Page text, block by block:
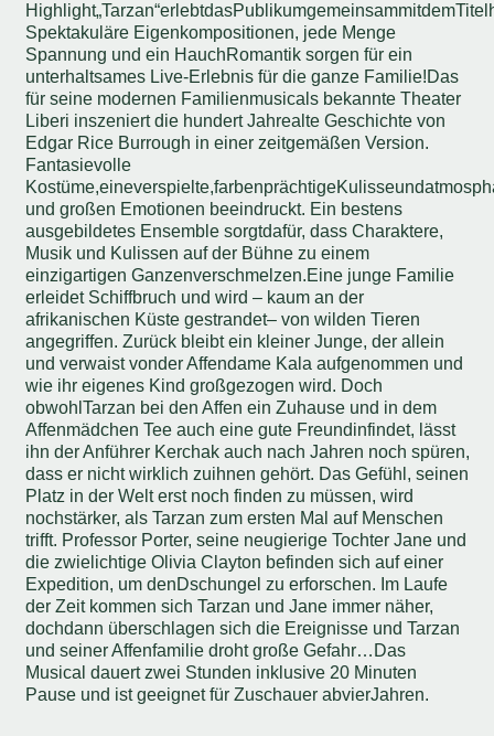
Highlight„Tarzan“erlebtdasPublikumgemeinsammitdem
Spektakuläre Eigenkompositionen, jede Menge
Spannung und ein HauchRomantik sorgen für ein
unterhaltsames Live-Erlebnis für die ganze Familie!Das
für seine modernen Familienmusicals bekannte Theater
Liberi inszeniert die hundert Jahrealte Geschichte von
Edgar Rice Burrough in einer zeitgemäßen Version.
Fantasievolle
Kostüme,eineverspielte,farbenprächtigeKulisseund
und großen Emotionen beeindruckt. Ein bestens
ausgebildetes Ensemble sorgtdafür, dass Charaktere,
Musik und Kulissen auf der Bühne zu einem
einzigartigen Ganzenverschmelzen.Eine junge Familie
erleidet Schiffbruch und wird – kaum an der
afrikanischen Küste gestrandet– von wilden Tieren
angegriffen. Zurück bleibt ein kleiner Junge, der allein
und verwaist vonder Affendame Kala aufgenommen und
wie ihr eigenes Kind großgezogen wird. Doch
obwohl Tarzan bei den Affen ein Zuhause und in dem
Affenmädchen Tee auch eine gute Freundinfindet, lässt
ihn der Anführer Kerchak auch nach Jahren noch spüren,
dass er nicht wirklich zuihnen gehört. Das Gefühl, seinen
Platz in der Welt erst noch finden zu müssen, wird
nochstärker, als Tarzan zum ersten Mal auf Menschen
trifft. Professor Porter, seine neugierige Tochter Jane und
die zwielichtige Olivia Clayton befinden sich auf einer
Expedition, um denDschungel zu erforschen. Im Laufe
der Zeit kommen sich Tarzan und Jane immer näher,
dochdann überschlagen sich die Ereignisse und Tarzan
und seiner Affenfamilie droht große Gefahr… Das
Musical dauert zwei Stunden inklusive 20 Minuten
Pause und ist geeignet für Zuschauer abvierJahren.